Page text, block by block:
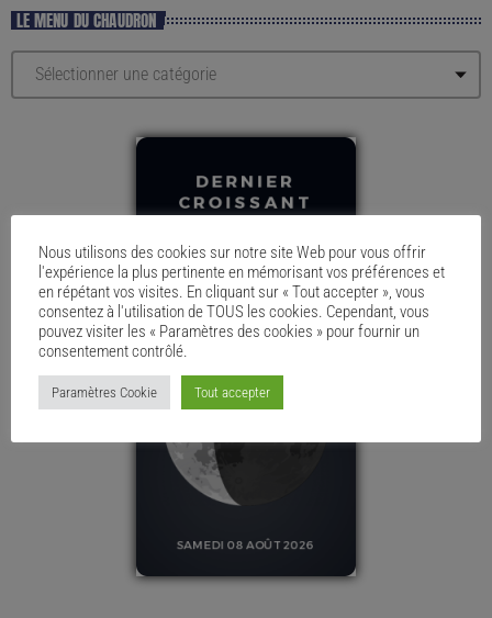
LE MENU DU CHAUDRON
Nous utilisons des cookies sur notre site Web pour vous offrir
l'expérience la plus pertinente en mémorisant vos préférences et
en répétant vos visites. En cliquant sur « Tout accepter », vous
consentez à l'utilisation de TOUS les cookies. Cependant, vous
pouvez visiter les « Paramètres des cookies » pour fournir un
consentement contrôlé.
Paramètres Cookie Tout accepter